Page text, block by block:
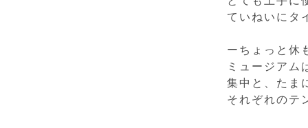
ていねいにタ
ーちょっと休
ミュージアム
集中と、たま
それぞれのテ